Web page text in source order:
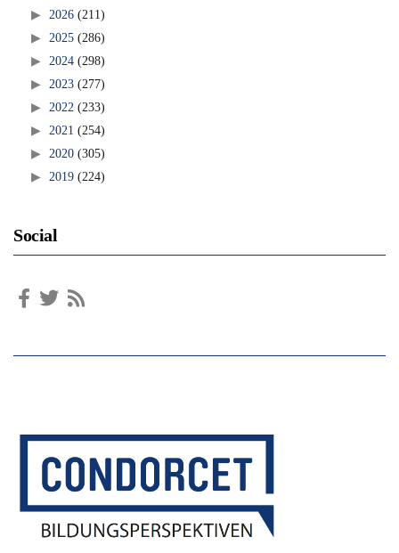
2026(211)
2025(286)
2024(298)
2023(277)
2022(233)
2021 (254)
2020(305)
2019(224)
Social